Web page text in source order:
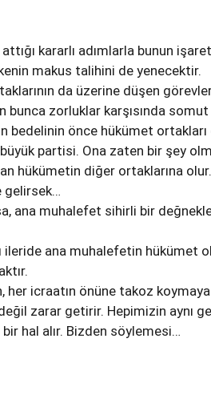
kararlı adımlarla bunun
makus talihini de yenecektir.
da üzerine düşen
zorluklar karşısında somut
bedelinin önce hükümet ortakları
partisi. Ona zaten bir şey
hükümetin diğer ortaklarına olur.
gelirsek…
ana muhalefet sihirli bir
ileride ana muhalefetin hükümet
her icraatın önüne takoz koymaya
zarar getirir. Hepimizin aynı
hal alır. Bizden söylemesi…